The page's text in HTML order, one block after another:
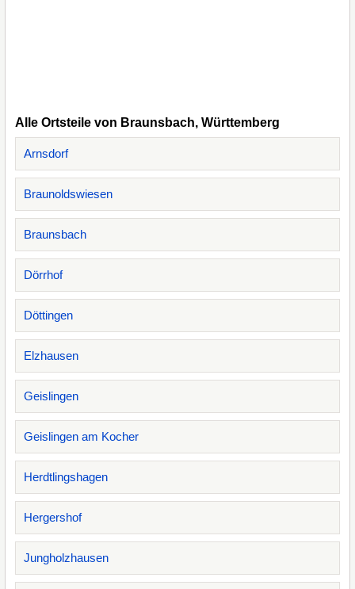
Alle Ortsteile von Braunsbach, Württemberg
Arnsdorf
Braunoldswiesen
Braunsbach
Dörrhof
Döttingen
Elzhausen
Geislingen
Geislingen am Kocher
Herdtlingshagen
Hergershof
Jungholzhausen